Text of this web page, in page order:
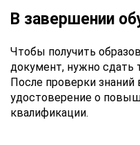
В завершении
Чтобы получить
документ, нужно сдать
После проверки
удостоверение о
квалификации.